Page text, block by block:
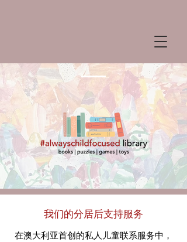
我们的分居后支持服务
在澳大利亚首创的私人儿童联系服务中，